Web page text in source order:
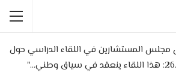
مجلس المستشارين في اللقاء الدراسي حول